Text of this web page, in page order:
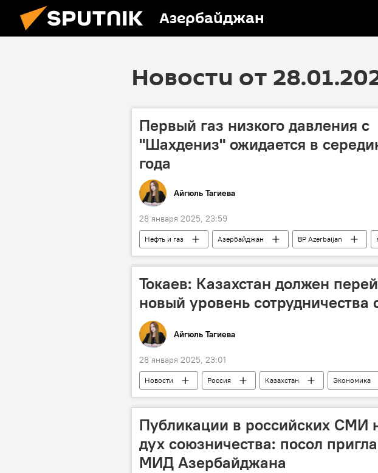
Азербайджан
Новости от
Первый газ низкого давления с
"Шахдениз" ожидается в
года
Айгюль Тагиева
28 января 2025, 23:59
Нефть и газ Азербайджан BP Azerbaijan
Энергетика
Газ Сангачал
Токаев: Казахстан должен
новый уровень сотрудничества
Айгюль Тагиева
28 января 2025, 23:01
Новости Россия Казахстан Экономика
Касым-Жомарт Токаев
агропромышленный комплекс
Публикации в российских СМИ
дух союзничества: посол
МИД Азербайджана